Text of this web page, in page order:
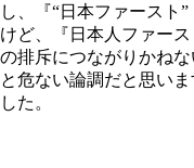
し、『“日本ファースト
けど、『日本人ファー
の排斥につながりかね
と危ない論調だと思い
した。